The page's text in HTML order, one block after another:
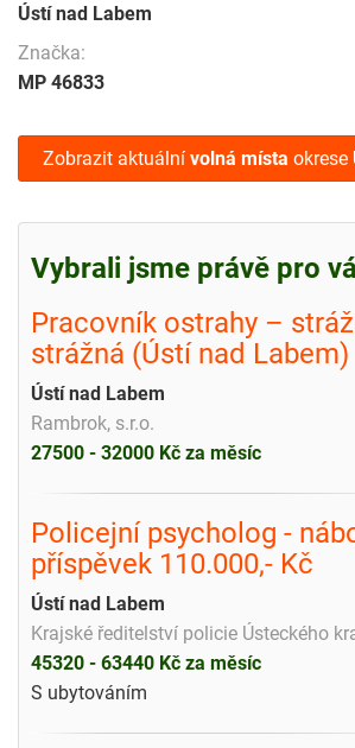
Ústí nad Labem
Značka:
MP 46833
Zobrazit aktuální volná místa okrese
Vybrali jsme právě pro
Pracovník ostrahy –
strážná (Ústí nad Labem)
Ústí nad Labem
Rambrok, s.r.o.
27500 - 32000 Kč za měsíc
Policejní psycholog -
příspěvek 110.000,- Kč
Ústí nad Labem
Krajské ředitelství policie Ústeckého
45320 - 63440 Kč za měsíc
S ubytováním